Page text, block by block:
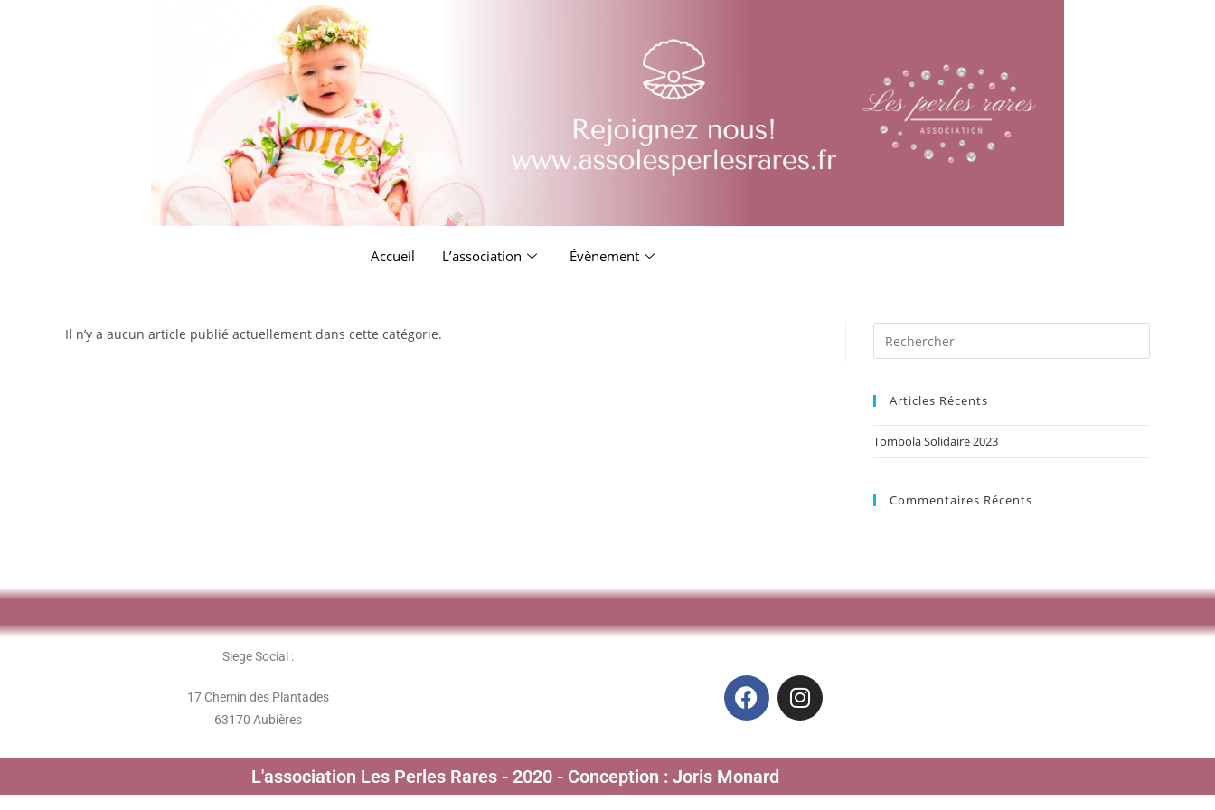
Accueil L’association Évènement
Il n’y a aucun article publié actuellement dans cette catégorie.
Articles Récents
Tombola Solidaire 2023
Commentaires Récents
Siege Social :
17 Chemin des Plantades
63170 Aubières
L'association Les Perles Rares - 2020 - Conception : Joris Monard